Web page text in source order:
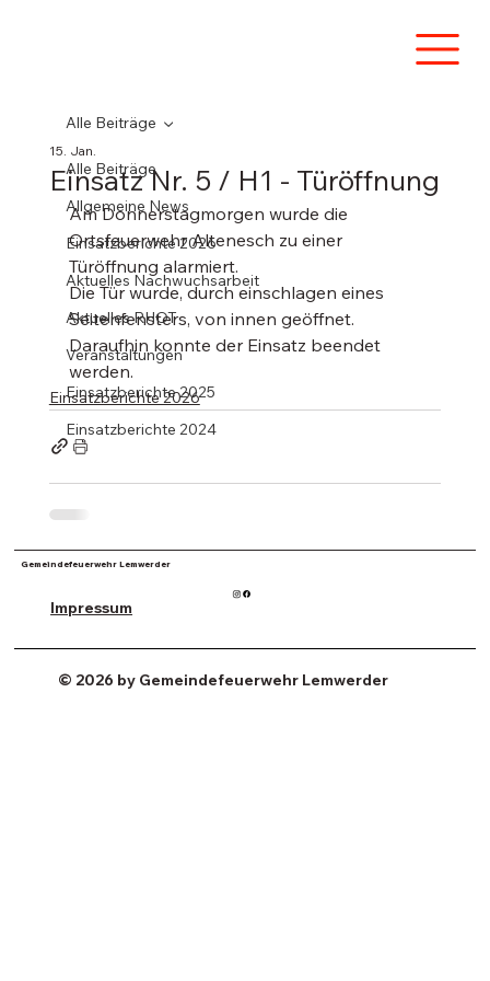
Alle Beiträge
Allgemeine News
Einsatzberichte 2026
Aktuelles Nachwuchsarbeit
Aktuelles RHOT
Veranstaltungen
Einsatzberichte 2025
Einsatzberichte 2024
Alle Beiträge
Einsatz Nr. 5 / H1 - Türöffnung
15. Jan.
Am Donnerstagmorgen wurde die
Ortsfeuerwehr Altenesch zu einer
Türöffnung alarmiert.
Die Tür wurde, durch einschlagen eines
Seitenfensters, von innen geöffnet.
Daraufhin konnte der Einsatz beendet
werden.
Einsatzberichte 2026
Gemeindefeuerwehr Lemwerder
Impressum
© 2026 by Gemeindefeuerwehr Lemwerder